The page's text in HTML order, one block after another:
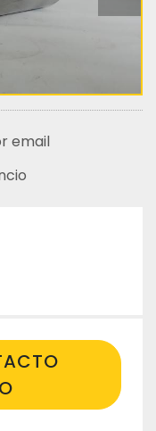
email